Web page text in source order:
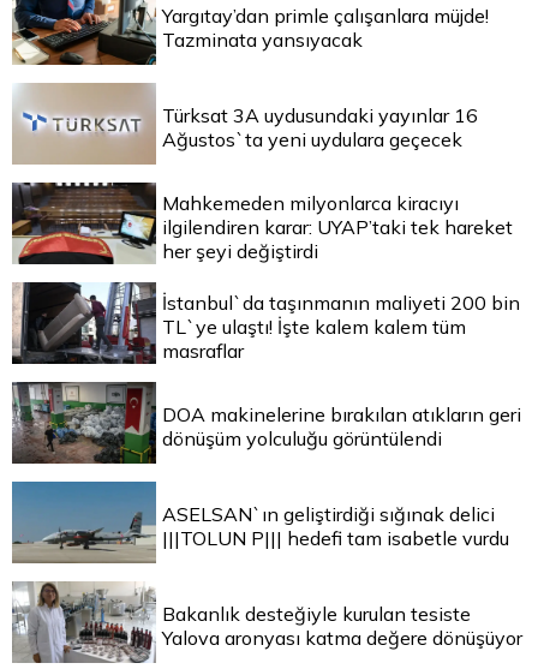
Yargıtay’dan primle çalışanlara müjde!
Tazminata yansıyacak
Türksat 3A uydusundaki yayınlar 16
Ağustos`ta yeni uydulara geçecek
Mahkemeden milyonlarca kiracıyı
ilgilendiren karar: UYAP’taki tek hareket
her şeyi değiştirdi
İstanbul`da taşınmanın maliyeti 200 bin
TL`ye ulaştı! İşte kalem kalem tüm
masraflar
DOA makinelerine bırakılan atıkların geri
dönüşüm yolculuğu görüntülendi
ASELSAN`ın geliştirdiği sığınak delici
|||TOLUN P||| hedefi tam isabetle vurdu
Bakanlık desteğiyle kurulan tesiste
Yalova aronyası katma değere dönüşüyor